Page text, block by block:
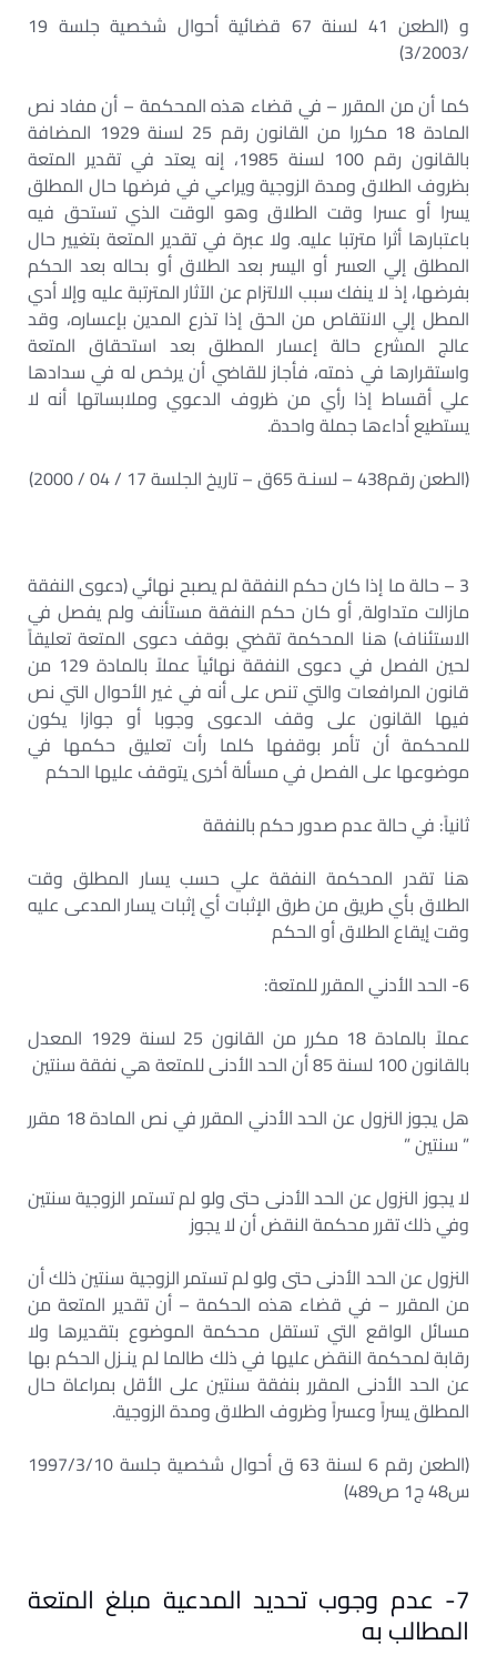
و (الطعن 41 لسنة 67 قضائية أحوال شخصية جلسة 19
/3/2003)
كما أن من المقرر – في قضاء هذه المحكمة – أن مفاد نص
المادة 18 مكررا من القانون رقم 25 لسنة 1929 المضافة
بالقانون رقم 100 لسنة 1985، إنه يعتد في تقدير المتعة
بظروف الطلاق ومدة الزوجية ويراعي في فرضها حال المطلق
يسرا أو عسرا وقت الطلاق وهو الوقت الذي تستحق فيه
باعتبارها أثرا مترتبا عليه. ولا عبرة في تقدير المتعة بتغيير حال
المطلق إلي العسر أو اليسر بعد الطلاق أو بحاله بعد الحكم
بفرضها، إذ لا ينفك سبب الالتزام عن الآثار المترتبة عليه وإلا أدي
المطل إلي الانتقاص من الحق إذا تذرع المدين بإعساره، وقد
عالج المشرع حالة إعسار المطلق بعد استحقاق المتعة
واستقرارها في ذمته، فأجاز للقاضي أن يرخص له في سدادها
علي أقساط إذا رأي من ظروف الدعوي وملابساتها أنه لا
يستطيع أداءها جملة واحدة.
(الطعن رقم438 – لسنـة 65ق – تاريخ الجلسة 17 / 04 / 2000)
3 – حالة ما إذا كان حكم النفقة لم يصبح نهائي (دعوى النفقة
مازالت متداولة, أو كان حكم النفقة مستأنف ولم يفصل في
الاستئناف) هنا المحكمة تقضي بوقف دعوى المتعة تعليقاً
لحين الفصل في دعوى النفقة نهائياً عملاً بالمادة 129 من
قانون المرافعات والتي تنص على أنه في غير الأحوال التي نص
فيها القانون على وقف الدعوى وجوبا أو جوازا يكون
للمحكمة أن تأمر بوقفها كلما رأت تعليق حكمها في
موضوعها على الفصل في مسألة أخرى يتوقف عليها الحكم
ثانياً: في حالة عدم صدور حكم بالنفقة
هنا تقدر المحكمة النفقة علي حسب يسار المطلق وقت
الطلاق بأي طريق من طرق الإثبات أي إثبات يسار المدعى عليه
وقت إيقاع الطلاق أو الحكم
6- الحد الأدني المقرر للمتعة:
عملاً بالمادة 18 مكرر من القانون 25 لسنة 1929 المعدل
بالقانون 100 لسنة 85 أن الحد الأدنى للمتعة هي نفقة سنتين
هل يجوز النزول عن الحد الأدني المقرر في نص المادة 18 مقرر
” سنتين ”
لا يجوز النزول عن الحد الأدنى حتى ولو لم تستمر الزوجية سنتين
وفي ذلك تقرر محكمة النقض أن لا يجوز
النزول عن الحد الأدنى حتى ولو لم تستمر الزوجية سنتين ذلك أن
من المقرر – في قضاء هذه الحكمة – أن تقدير المتعة من
مسائل الواقع التي تستقل محكمة الموضوع بتقديرها ولا
رقابة لمحكمة النقض عليها في ذلك طالما لم ينـزل الحكم بها
عن الحد الأدنى المقرر بنفقة سنتين على الأقل بمراعاة حال
المطلق يسراً وعسراً وظروف الطلاق ومدة الزوجية.
(الطعن رقم 6 لسنة 63 ق أحوال شخصية جلسة 1997/3/10
س48 ج1 ص489)
7- عدم وجوب تحديد المدعية مبلغ المتعة
المطالب به